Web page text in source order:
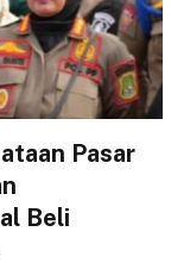
Pasar
Beli